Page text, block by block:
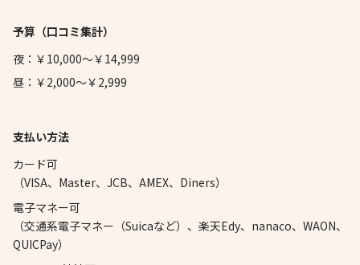
予算 （口コミ集計）
夜：￥10,000～￥14,999
昼：￥2,000～￥2,999
支払い方法
カード可
（VISA、Master、JCB、AMEX、Diners）
電子マネー可
（交通系電子マネー（Suicaなど）、楽天Edy、nanaco、WAON、
QUICPay）